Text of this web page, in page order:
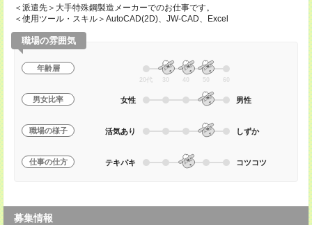
＜派遣先＞大手特殊鋼製造メーカーでのお仕事です。
＜使用ツール・スキル＞AutoCAD(2D)、JW-CAD、Excel
職場の雰囲気
年齢層
20代 30 40 50 60
男女比率 女性 男性
職場の様子 活気あり しずか
仕事の仕方 テキパキ コツコツ
募集情報